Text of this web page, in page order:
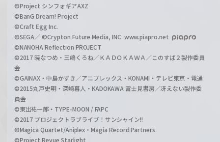
©Project シンフォギアAXZ
©BanG Dream! Project
©Craft Egg Inc.
©SEGA／ ©Crypton Future Media, INC. www.piapro.net
©NANOHA Reflection PROJECT
©2017 暁なつめ・三嶋くろね／ＫＡＤＯＫＡＷＡ／このすば２製作委員
会
©GAINAX・中島かずき／アニプレックス・KONAMI・テレビ東京・電通
©2015丸戸史明・深崎暮人・KADOKAWA 富士見書房／冴えない製作委
員会
©東出祐一郎・TYPE-MOON / FAPC
©2017 プロジェクトラブライブ！サンシャイン!!
©Magica Quartet/Aniplex・Magia Record Partners
©Project Revue Starlight